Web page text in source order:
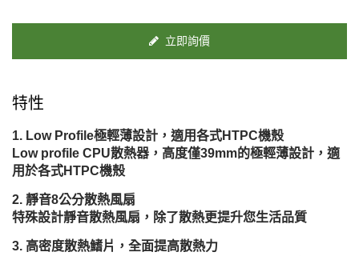
立即詢價
特性
Low Profile極輕薄設計，適用各式HTPC機殼
Low profile CPU散熱器，高度僅39mm的極輕薄設計，適
用於各式HTPC機殼
靜音8公分散熱風扇
特殊設計靜音散熱風扇，除了散熱更提升您生活品質
高密度散熱鰭片，全面提高散熱力